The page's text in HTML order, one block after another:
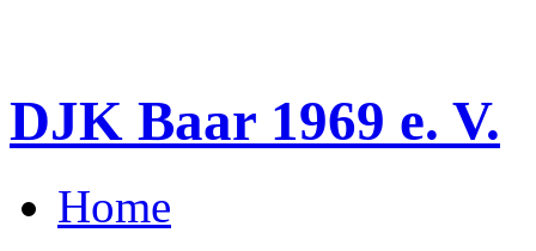
DJK Baar 1969 e. V.
Home